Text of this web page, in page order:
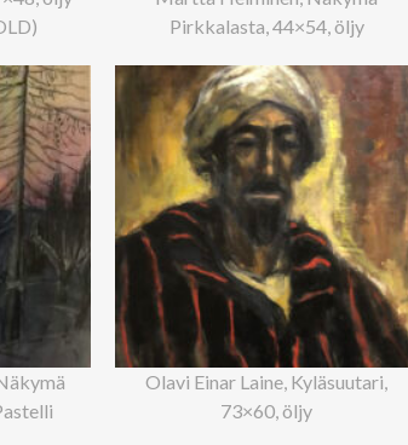
Pirkkalasta, 44×54, öljy
Olavi Einar Laine, Kyläsuutari,
73×60, öljy